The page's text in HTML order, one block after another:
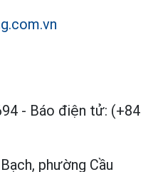
- Báo điện tử: (+84
phường Cầu